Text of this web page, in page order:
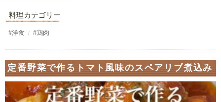
料理カテゴリー
#洋食 #鶏肉
定番野菜で作るトマト風味のスペアリブ煮込み